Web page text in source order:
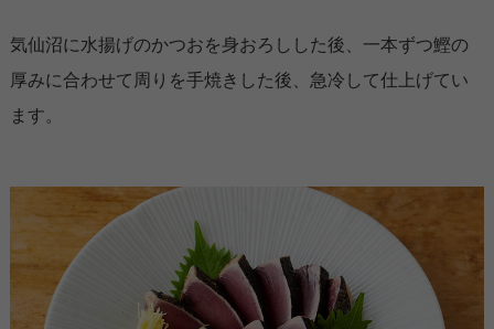
気仙沼に水揚げのかつおを身おろしした後、一本ずつ鰹の
厚みに合わせて周りを手焼きした後、急冷して仕上げてい
ます。